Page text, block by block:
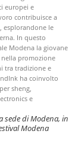
europei e
contribuisce a
esplorandone le
In questo
Modena la giovane
nella promozione
tra tradizione e
ha coinvolto
sheng,
e
sede di Modena, in
Modena